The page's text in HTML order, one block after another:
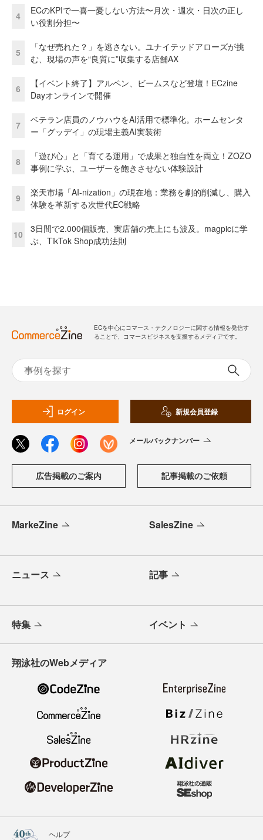
4
ECのKPIで一喜一憂しない方法〜月次・週次・日次の正し
い役割分担〜
5
「なぜ売れた？」を逃さない。ユナイテッドアローズが挑
む、現場の声を“良質に”収集する店舗AX
6
【イベント終了】アルペン、ビームスなど登壇！ECzine
Dayオンラインで開催
7
ベテラン店員のノウハウをAI活用で標準化。ホームセンタ
ー「グッデイ」の現場主義AI実装術
8
「遊び心」と「育てる運用」で成果と独自性を両立！ZOZO
事例に学ぶ、ユーザーを飽きさせない体験設計
9
楽天市場「AI-nization」の現在地：業務を劇的削減し、購入
体験を革新する次世代EC戦略
10
3日間で2.000個販売、実店舗の売上にも波及。magpicに学
ぶ、TikTok Shop成功法則
ECを中心にコマース・テクノロジーに関する情報を発信す
ることで、コマースビジネスを支援するメディアです。
ログイン 新規会員登録
メールバックナンバー
広告掲載のご案内 記事掲載のご依頼
MarkeZine SalesZine
ニュース 記事
特集 イベント
翔泳社のWebメディア
ヘルプ